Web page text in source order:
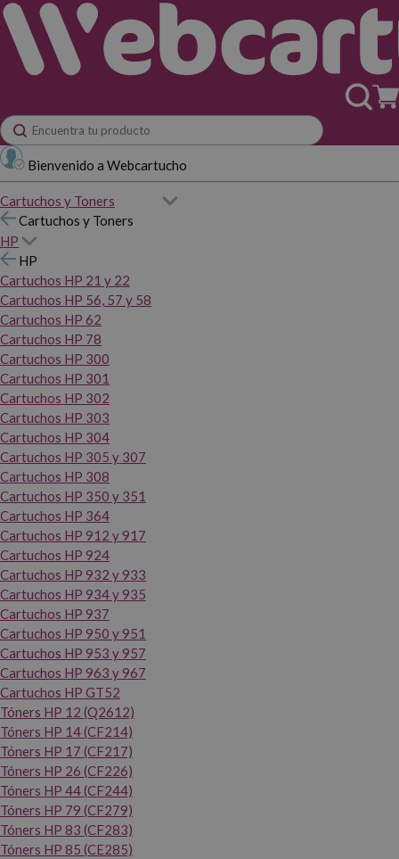
Bienvenido a Webcartucho
Cartuchos y Toners
Cartuchos y Toners
HP
HP
Cartuchos HP 21 y 22
Cartuchos HP 56, 57 y 58
Cartuchos HP 62
Cartuchos HP 78
Cartuchos HP 300
Cartuchos HP 301
Cartuchos HP 302
Cartuchos HP 303
Cartuchos HP 304
Cartuchos HP 305 y 307
Cartuchos HP 308
Cartuchos HP 350 y 351
Cartuchos HP 364
Cartuchos HP 912 y 917
Cartuchos HP 924
Cartuchos HP 932 y 933
Cartuchos HP 934 y 935
Cartuchos HP 937
Cartuchos HP 950 y 951
Cartuchos HP 953 y 957
Cartuchos HP 963 y 967
Cartuchos HP GT52
Tóners HP 12 (Q2612)
Tóners HP 14 (CF214)
Tóners HP 17 (CF217)
Tóners HP 26 (CF226)
Tóners HP 44 (CF244)
Tóners HP 79 (CF279)
Tóners HP 83 (CF283)
Tóners HP 85 (CE285)